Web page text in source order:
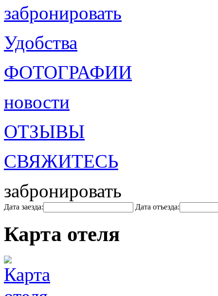
забронировать
Удобства
ФОТОГРАФИИ
новости
ОТЗЫВЫ
СВЯЖИТЕСЬ
забронировать
Дата заезда: Дата отъезда:
Карта отеля